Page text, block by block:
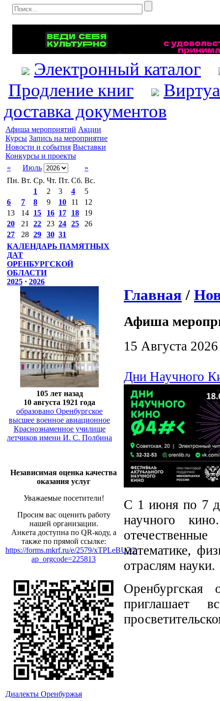
Электронный каталог
Продление книг
доставка документов
Афиша мероприятий Акции
Курсы Запись на мероприятие
Новости и события Выставки
Конкурсы и проекты
«
Июль
»
Пн. Вт. Ср. Чт. Пт. Сб. Вс.
1
2 3 4
5
6
7 8 9 10 11
12
13
14 15 16 17 18
19
20
21 22 23 24 25
26
27
28 29 30 31
КАЛЕНДАРЬ ПАМЯТНЫХ
ДАТ
ОРЕНБУРГСКОЙ
ОБЛАСТИ
2025 · 2026
105 лет назад
10 августа 1921 года
образовано Оренбургское
высшее военное авиационное
Краснознаменное училище
летчиков имени И. С. Полбина
Независимая оценка качества
оказания услуг
Уважаемые посетители!
Просим вас оценить работу
нашей организации.
Анкета доступна по QR-коду, а
также по прямой ссылке:
https://forms.mkrf.ru/e/2579/xTPLeBU7/?
ap_orgcode=225813
Диалекты Оренбуржья
Главная /
Афиша
15 Августа
Дни Научного
С 1 июня по 7
научного
математике,
отраслям науки.
приглашает